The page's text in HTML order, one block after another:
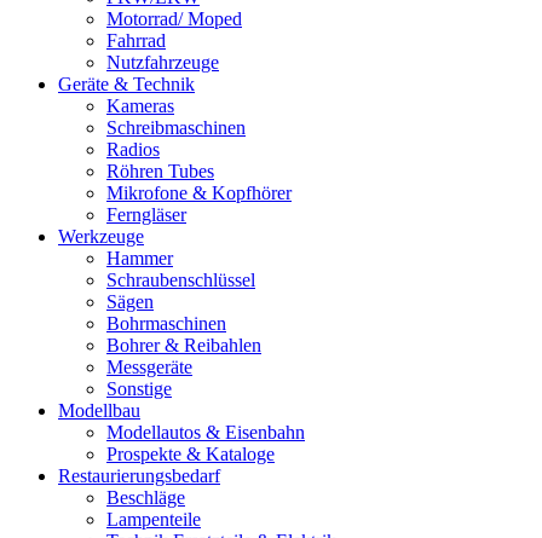
Motorrad/ Moped
Fahrrad
Nutzfahrzeuge
Geräte & Technik
Kameras
Schreibmaschinen
Radios
Röhren Tubes
Mikrofone & Kopfhörer
Ferngläser
Werkzeuge
Hammer
Schraubenschlüssel
Sägen
Bohrmaschinen
Bohrer & Reibahlen
Messgeräte
Sonstige
Modellbau
Modellautos & Eisenbahn
Prospekte & Kataloge
Restaurierungsbedarf
Beschläge
Lampenteile